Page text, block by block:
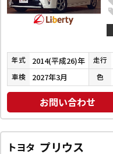
年式 2014(平成26)年 走行
車検 2027年3月 色
お問い合わせ
トヨタ プリウス